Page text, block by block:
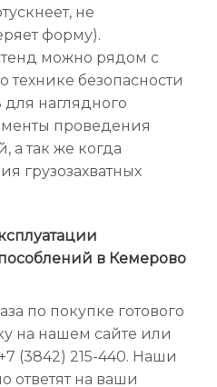
не
форму).
можно рядом с
безопасности
наглядного
проведения
а так же когда
грузозахватных
в Кемерово
по покупке готового
на нашем сайте или
(3842) 215-440. Наши
ответят на ваши